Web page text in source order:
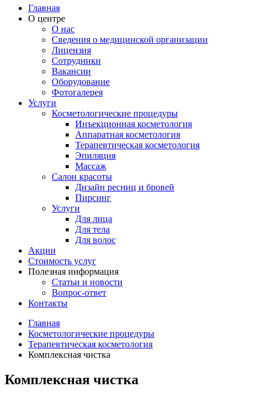
Главная
О центре
О нас
Сведения о медицинской организации
Лицензия
Сотрудники
Вакансии
Оборудование
Фотогалерея
Услуги
Косметологические процедуры
Инъекционная косметология
Аппаратная косметология
Терапевтическая косметология
Эпиляция
Массаж
Салон красоты
Дизайн ресниц и бровей
Пирсинг
Услуги
Для лица
Для тела
Для волос
Акции
Стоимость услуг
Полезная информация
Статьи и новости
Вопрос-ответ
Контакты
Главная
Косметологические процедуры
Терапевтическая косметология
Комплексная чистка
Комплексная чистка